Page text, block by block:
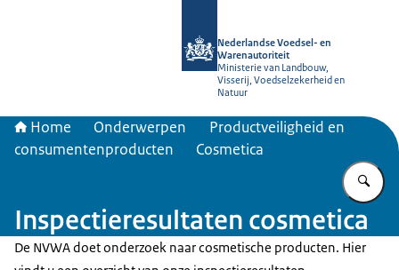
Nederlandse Voedsel- en
Warenautoriteit
Ministerie van Landbouw,
Visserij, Voedselzekerheid en
Natuur
Home Onderwerpen
Productveiligheid en
consumentenproducten
Cosmetica
Inspectieresultaten cosmetica
De NVWA doet onderzoek naar cosmetische producten. Hier